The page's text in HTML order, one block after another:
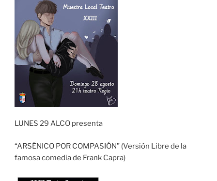
LUNES 29 ALCO presenta
“ARSÉNICO POR COMPASIÓN” (Versión Libre de la
famosa comedia de Frank Capra)